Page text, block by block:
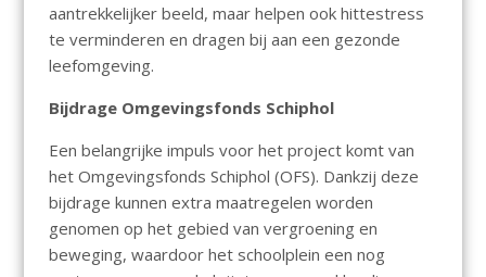
aantrekkelijker beeld, maar helpen ook hittestress
te verminderen en dragen bij aan een gezonde
leefomgeving.
Bijdrage Omgevingsfonds Schiphol
Een belangrijke impuls voor het project komt van
het Omgevingsfonds Schiphol (OFS). Dankzij deze
bijdrage kunnen extra maatregelen worden
genomen op het gebied van vergroening en
beweging, waardoor het schoolplein een nog